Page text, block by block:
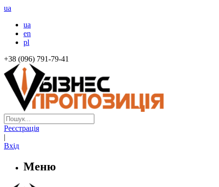
ua
ua
en
pl
+38 (096) 791-79-41
Реєстрація
|
Вхід
Меню